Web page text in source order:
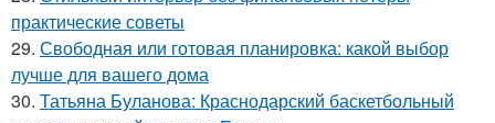
практические советы
29. Свободная или готовая планировка: какой выбор
лучше для вашего дома
30. Татьяна Буланова: Краснодарский баскетбольный